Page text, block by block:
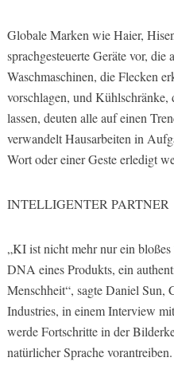
Globale Marken wie Haier,
sprachgesteuerte Geräte vor,
Waschmaschinen, die Flecken
vorschlagen, und
lassen, deuten alle auf einen
verwandelt Hausarbeiten in
Wort oder einer Geste erledigt
INTELLIGENTER PARTNER
„KI ist nicht mehr nur ein
DNA eines Produkts, ein
Menschheit“, sagte Daniel
Industries, in einem Interview
werde Fortschritte in der
natürlicher Sprache vorantreiben.